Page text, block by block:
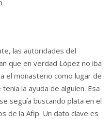
las autoridades del
que en verdad López no iba
el monasterio como lugar de
la ayuda de alguien. Esa
seguía buscando plata en el
de la Afip. Un dato clave es